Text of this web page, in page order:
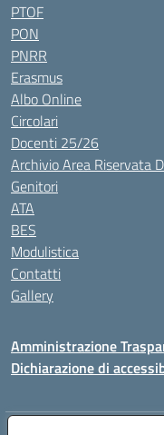
PTOF
PON
PNRR
Erasmus
Albo Online
Circolari
Docenti 25/26
Archivio Area Riservata
Genitori
ATA
BES
Modulistica
Contatti
Gallery
Amministrazione
Dichiarazione di